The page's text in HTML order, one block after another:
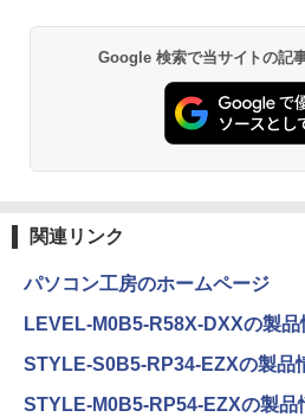
￥22,500
Anker
￥5,990
【2026年アッ
レスイヤホン
軽量 ブルート
るーとゅーす コ
BRUCE
￥250
On My Road
￥250
ET ラベルレス
by Amazon 天然
異世界居酒屋「
￥832
コミックス
Google 検索で当サイトの記
関連リンク
パソコン工房のホームページ
LEVEL-M0B5-R58X-DXXの製品
STYLE-S0B5-RP34-EZXの製品
STYLE-M0B5-RP54-EZXの製品